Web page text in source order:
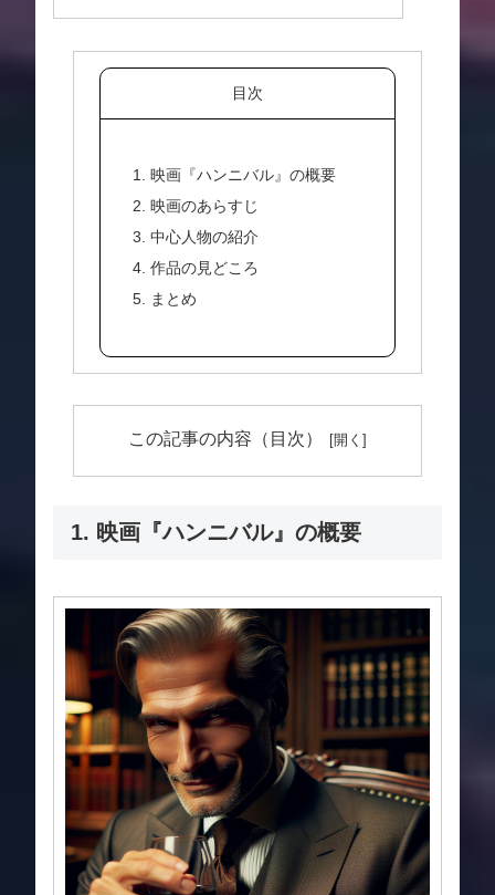
目次
1. 映画『ハンニバル』の概要
2. 映画のあらすじ
3. 中心人物の紹介
4. 作品の見どころ
5. まとめ
この記事の内容（目次）
1. 映画『ハンニバル』の概要